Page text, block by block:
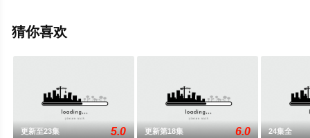
至豆瓣电视剧、电视猫或剧情网等平台了解。
猜你喜欢
更新至23集 5.0 更新第18集 6.0 24集全